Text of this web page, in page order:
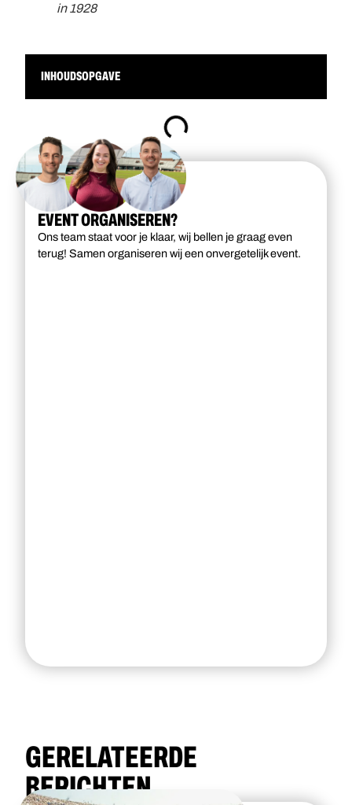
INHOUDSOPGAVE
EVENT ORGANISEREN?
Ons team staat voor je klaar, wij bellen je graag even
terug! Samen organiseren wij een onvergetelijk event.
in 1928
GERELATEERDE
BERICHTEN